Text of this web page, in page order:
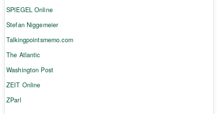
SPIEGEL Online
Stefan Niggemeier
Talkingpointsmemo.com
The Atlantic
Washington Post
ZEIT Online
ZParl